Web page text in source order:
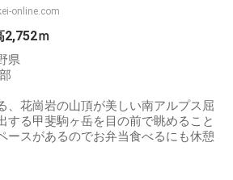
online.com
ｍ
県
、花崗岩の山頂が美しい南アルプス屈
する甲斐駒ヶ岳を目の前で眺めること
ースがあるのでお弁当食べるにも休憩